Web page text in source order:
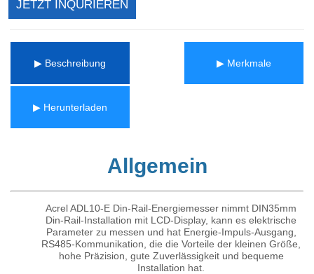
JETZT INQURIEREN
▶ Beschreibung ▶ Merkmale
▶ Herunterladen